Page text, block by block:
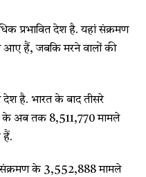
प्रभावित देश है. यहां संक्रमण
हैं, जबकि मरने वालों की
देश है. भारत के बाद तीसरे
के अब तक 8,511,770 मामले
हैं.
संक्रमण के 3,552,888 मामले